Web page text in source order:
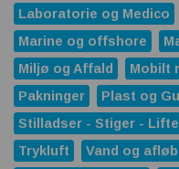
Laboratorie og Medico
Marine og offshore
Miljø og Affald
Mobilt
Pakninger
Plast og
Stilladser - Stiger - Lifte
Trykluft
Vand og